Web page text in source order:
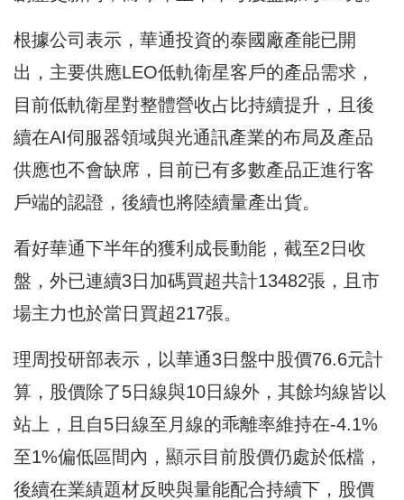
根據公司表示，華通投資的泰國廠產能已開
出，主要供應LEO低軌衛星客戶的產品需求，
目前低軌衛星對整體營收占比持續提升，且後
續在AI伺服器領域與光通訊產業的布局及產品
供應也不會缺席，目前已有多數產品正進行客
戶端的認證，後續也將陸續量產出貨。
看好華通下半年的獲利成長動能，截至2日收
盤，外已連續3日加碼買超共計13482張，且市
場主力也於當日買超217張。
理周投研部表示，以華通3日盤中股價76.6元計
算，股價除了5日線與10日線外，其餘均線皆以
站上，且自5日線至月線的乖離率維持在-4.1%
至1%偏低區間內，顯示目前股價仍處於低檔，
後續在業績題材反映與量能配合持續下，股價